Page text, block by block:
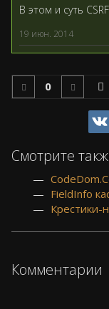
В этом и суть CSRF
19 июн. 2014
0
Смотрите
FieldInfo
Крестики-
Комментарии